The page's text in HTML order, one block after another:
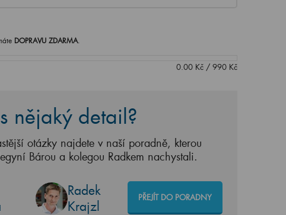
DOPRAVU ZDARMA.
0.00Kč/ 990Kč
nějaký detail?
otázky najdete v naší poradně, kterou
Bárou a kolegou Radkem nachystali.
Radek
Krajzl
PŘEJÍT DO PORADNY